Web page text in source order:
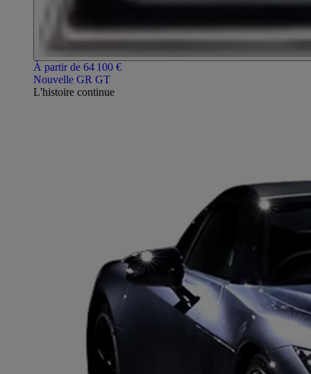
À partir de 64 100 €
Nouvelle GR GT
L'histoire continue